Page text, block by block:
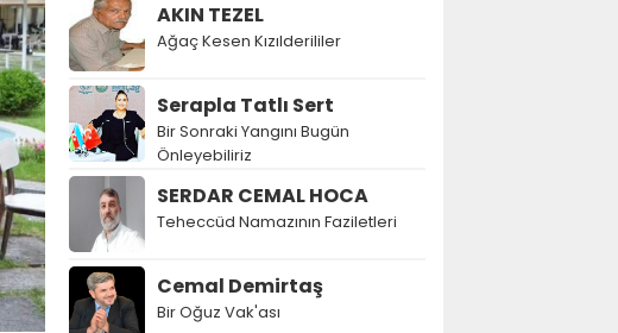
AKIN TEZEL
Ağaç Kesen Kızılderililer
Serapla Tatlı Sert
Bir Sonraki Yangını Bugün
Önleyebiliriz
SERDAR CEMAL HOCA
Teheccüd Namazının Faziletleri
Cemal Demirtaş
Bir Oğuz Vak'ası